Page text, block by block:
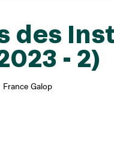
des
- 2)
France Galop